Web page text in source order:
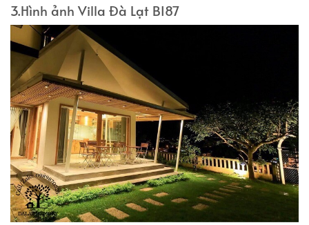
3.Hình ảnh Villa Đà Lạt BI87